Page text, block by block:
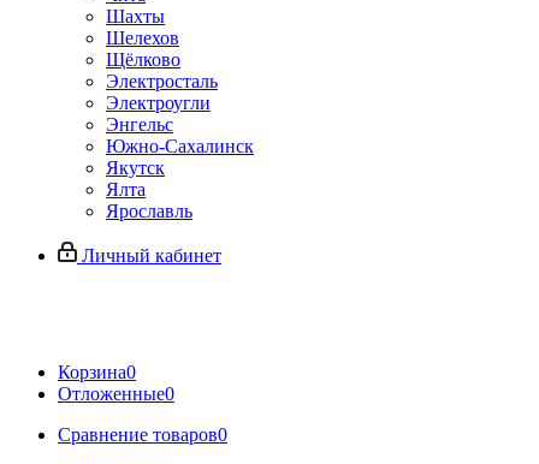
Шахты
Шелехов
Щёлково
Электросталь
Электроугли
Энгельс
Южно-Сахалинск
Якутск
Ялта
Ярославль
Личный кабинет
Корзина0
Отложенные0
Сравнение товаров0